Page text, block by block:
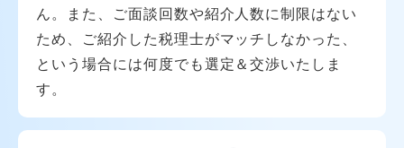
ん。また、ご面談回数や紹介人数に制限はない
ため、ご紹介した税理士がマッチしなかった、
という場合には何度でも選定＆交渉いたしま
す。